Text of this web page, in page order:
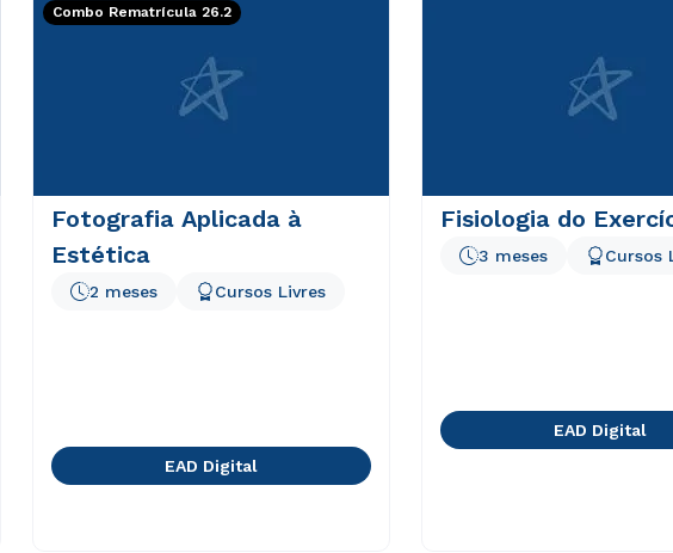
Combo Rematrícula 26.2
Fotografia Aplicada à
Estética
2 meses Cursos Livres
EAD Digital
Fisiologia do
3 meses Cursos
EAD Digital